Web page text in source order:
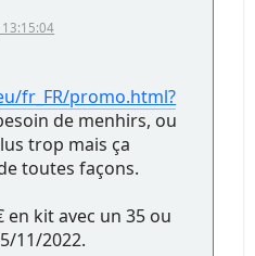
fr_FR/promo.html?
de menhirs, ou
trop mais ça
toutes façons.
en kit avec un 35 ou
11/2022.